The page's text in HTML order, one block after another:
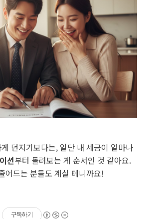
던지기보다는, 일단 내 세금이 얼마나
션부터 돌려보는 게 순서인 것 같아요.
어드는 분들도 계실 테니까요!
구독하기